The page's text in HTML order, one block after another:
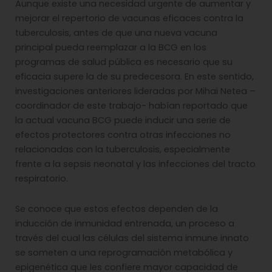
Aunque existe una necesidad urgente de aumentar y
mejorar el repertorio de vacunas eficaces contra la
tuberculosis, antes de que una nueva vacuna
principal pueda reemplazar a la BCG en los
programas de salud pública es necesario que su
eficacia supere la de su predecesora. En este sentido,
investigaciones anteriores lideradas por Mihai Netea –
coordinador de este trabajo- habían reportado que
la actual vacuna BCG puede inducir una serie de
efectos protectores contra otras infecciones no
relacionadas con la tuberculosis, especialmente
frente a la sepsis neonatal y las infecciones del tracto
respiratorio.
Se conoce que estos efectos dependen de la
inducción de inmunidad entrenada, un proceso a
través del cual las células del sistema inmune innato
se someten a una reprogramación metabólica y
epigenética que les confiere mayor capacidad de